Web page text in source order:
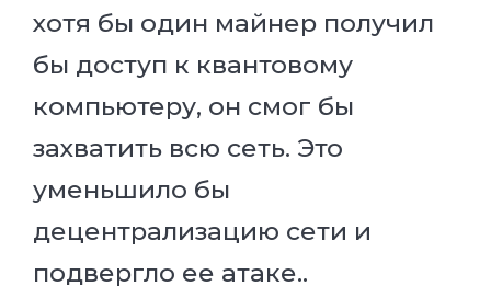
хотя бы один майнер получил
бы доступ к квантовому
компьютеру, он смог бы
захватить всю сеть. Это
уменьшило бы
децентрализацию сети и
подвергло ее атаке..